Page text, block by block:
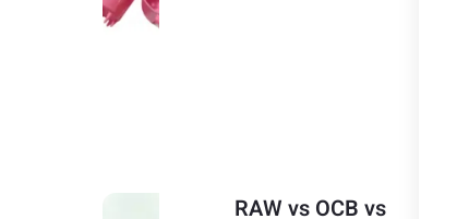
RAW vs OCB vs